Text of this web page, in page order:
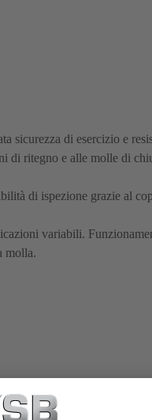
sicurezza di esercizio e
di ritegno e alle molle di
di ispezione grazie al
variabili.
molla.